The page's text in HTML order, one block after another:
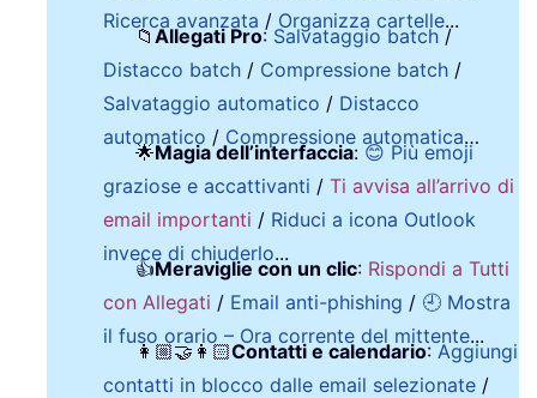
Ricerca avanzata / Organizza cartelle...
📁Allegati Pro: Salvataggio batch/
Distacco batch / Compressione batch /
Salvataggio automatico / Distacco
automatico / Compressione automatica…
🌟Magia dell’interfaccia:😊 Più emoji
graziose e accattivanti /Ti avvisa all’arrivo di
email importanti / Riduci a icona Outlook
invece di chiuderlo...
👍Meraviglie con un clic: Rispondi a Tutti
con Allegati / Email anti-phishing / 🕘 Mostra
il fuso orario – Ora corrente del mittente...
👩🏼‍🤝‍👩🏻Contatti e calendario:Aggiungi
contatti in blocco dalle email selezionate /